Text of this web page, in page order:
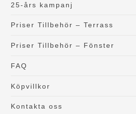
25-års kampanj
Priser Tillbehör – Terrass
Priser Tillbehör – Fönster
FAQ
Köpvillkor
Kontakta oss